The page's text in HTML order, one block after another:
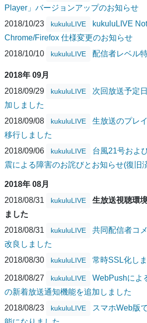
Player」バージョンアップのお知らせ
2018/10/23
kukuluLIVE
kukuluLIVE
Chrome/Firefox 仕様変更のお知らせ
2018/10/10
kukuluLIVE 配信者レベル
2018年 09月
2018/09/29
kukuluLIVE
次回放送予定
加しました
2018/09/08
kukuluLIVE
生放送のプレ
移行しました
2018/09/06
kukuluLIVE
台風21号およ
震による障害のお詫びとお知らせ(復旧
2018年 08月
2018/08/31
kukuluLIVE
生放送視聴環
ました
2018/08/31
kukuluLIVE
共同配信者コ
改良しました
2018/08/30
kukuluLIVE 常時SSL化し
2018/08/27 kukuluLIVE
WebPushによ
の新着放送通知機能を追加しました
2018/08/23
kukuluLIVE
スマホWeb版